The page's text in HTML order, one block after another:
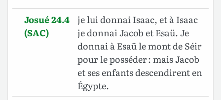
Josué 24.4
(SAC)
je lui donnai Isaac, et à Isaac
je donnai Jacob et Esaü. Je
donnai à Esaü le mont de Séir
pour le posséder : mais Jacob
et ses enfants descendirent en
Égypte.